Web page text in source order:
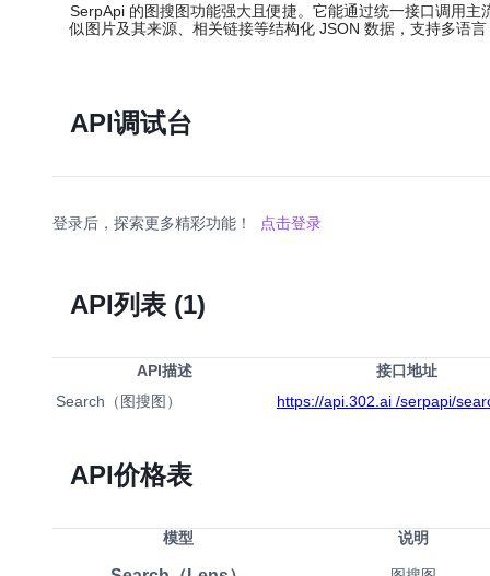
SerpApi 的图搜图功能强大且便捷。它能通过统一接口调用
似图片及其来源、相关链接等结构化 JSON 数据，支持多语
API调试台
登录后，探索更多精彩功能！ 点击登录
API列表 (1)
API描述
接口地址
Search（图搜图）
https://api.302.ai /serpapi/
API价格表
模型 说明